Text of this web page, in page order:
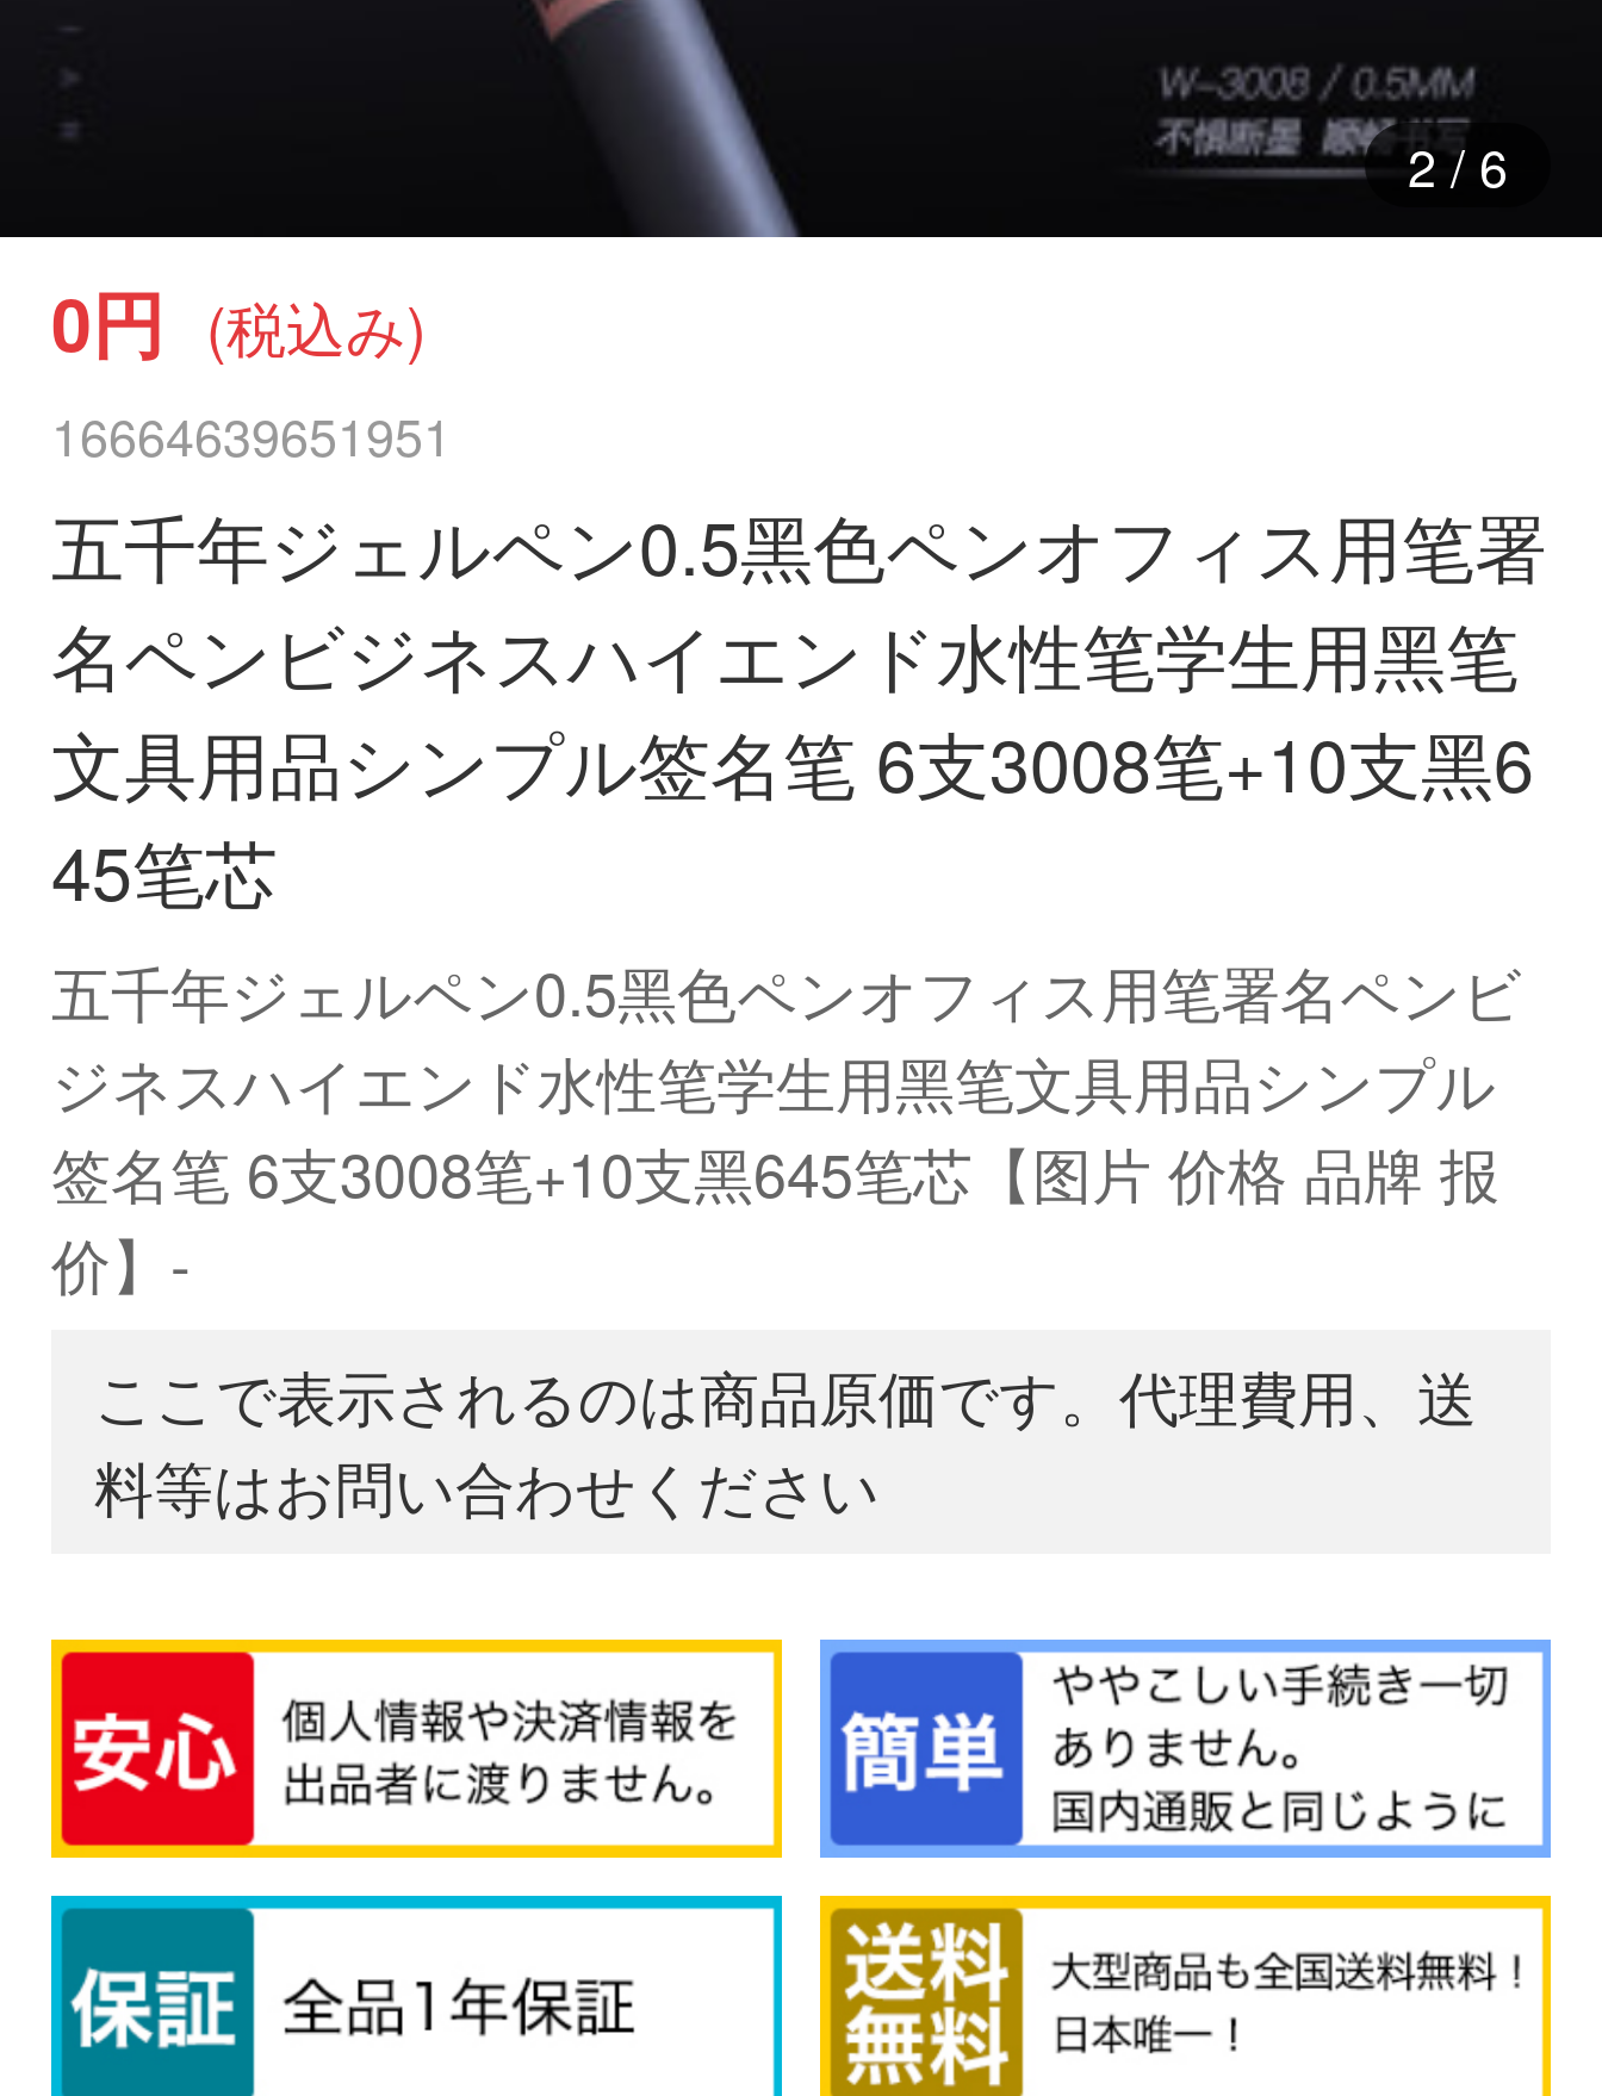
2/ 6
0円 (税込み)
16664639651951
五千年ジェルペン0.5黑色ペンオフィス用笔署
名ペンビジネスハイエンド水性笔学生用黑笔
文具用品シンプル签名笔 6支3008笔+10支黑6
45笔芯
五千年ジェルペン0.5黑色ペンオフィス用笔署名ペンビ
ジネスハイエンド水性笔学生用黑笔文具用品シンプル
签名笔 6支3008笔+10支黑645笔芯【图片 价格 品牌 报
价】-
ここで表示されるのは商品原価です。代理費用、送
料等はお問い合わせください